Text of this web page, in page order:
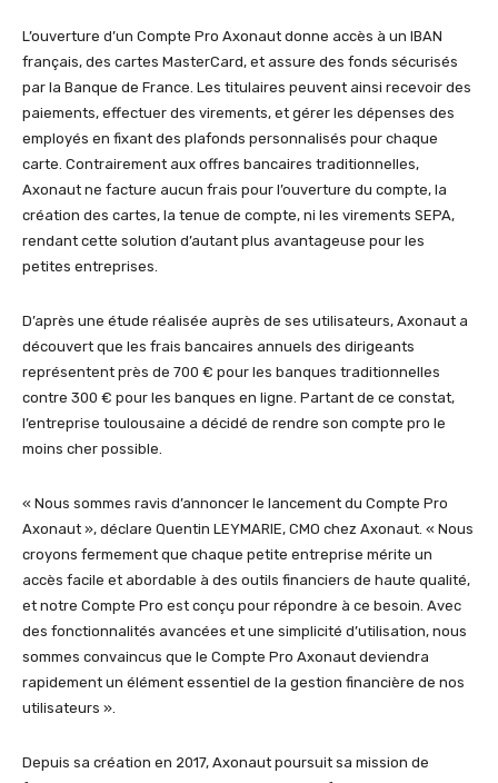
L’ouverture d’un Compte Pro Axonaut donne accès à un IBAN
français, des cartes MasterCard, et assure des fonds sécurisés
par la Banque de France. Les titulaires peuvent ainsi recevoir des
paiements, effectuer des virements, et gérer les dépenses des
employés en fixant des plafonds personnalisés pour chaque
carte. Contrairement aux offres bancaires traditionnelles,
Axonaut ne facture aucun frais pour l’ouverture du compte, la
création des cartes, la tenue de compte, ni les virements SEPA,
rendant cette solution d’autant plus avantageuse pour les
petites entreprises.
D’après une étude réalisée auprès de ses utilisateurs, Axonaut a
découvert que les frais bancaires annuels des dirigeants
représentent près de 700 € pour les banques traditionnelles
contre 300 € pour les banques en ligne. Partant de ce constat,
l’entreprise toulousaine a décidé de rendre son compte pro le
moins cher possible.
« Nous sommes ravis d’annoncer le lancement du Compte Pro
Axonaut », déclare Quentin LEYMARIE, CMO chez Axonaut. « Nous
croyons fermement que chaque petite entreprise mérite un
accès facile et abordable à des outils financiers de haute qualité,
et notre Compte Pro est conçu pour répondre à ce besoin. Avec
des fonctionnalités avancées et une simplicité d’utilisation, nous
sommes convaincus que le Compte Pro Axonaut deviendra
rapidement un élément essentiel de la gestion financière de nos
utilisateurs ».
Depuis sa création en 2017, Axonaut poursuit sa mission de